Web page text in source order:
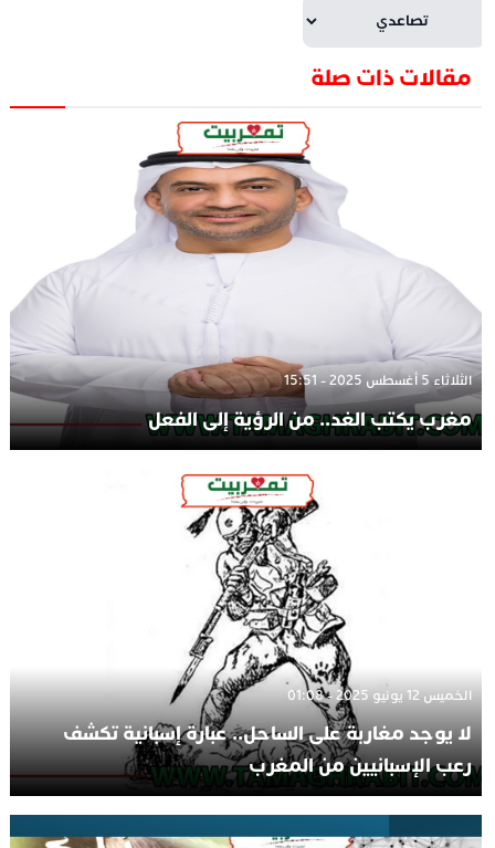
مقالات ذات صلة
الثلاثاء 5 أغسطس 2025 - 15:51
مغرب يكتب الغد.. من الرؤية إلى الفعل
الخميس 12 يونيو 2025 - 01:08
لا يوجد مغاربة على الساحل.. عبارة إسبانية تكشف
رعب الإسبانيين من المغرب